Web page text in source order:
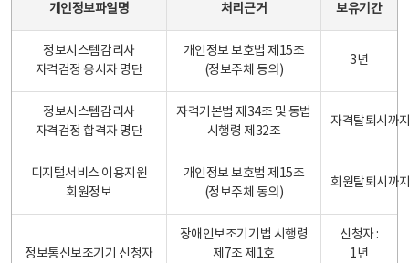
개인정보파일명 처리근거 보유기간
정보시스템감리사
자격검정 응시자 명단
개인정보 보호법 제15조
(정보주체 등의)
3년
정보시스템감리사
자격검정 합격자 명단
자격기본법 제34조 및 동법
시행령 제32조
자격탈퇴시까
디지털서비스 이용지원
회원정보
개인정보 보호법 제15조
(정보주체 동의)
회원탈퇴시까
정보통신보조기기 신청자
장애인보조기기법 시행령
제7조 제1호
신청자 :
1년